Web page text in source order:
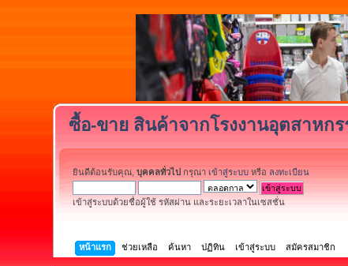
ซื้อ-ขาย สินค้าจากโรงงานอุตสาหก
ยินดีต้อนรับคุณ,บุคคลทั่วไป กรุณา เข้าสู่ระบบ หรือ ลงทะเบียน
เข้าสู่ระบบด้วยชื่อผู้ใช้ รหัสผ่าน และระยะเวลาในเซสชั่น
หน้าแรก ช่วยเหลือ ค้นหา ปฏิทิน เข้าสู่ระบบ สมัครสมาชิก